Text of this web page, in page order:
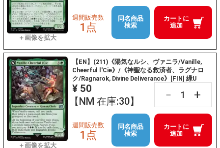
カートに
追加
週間販売数
1点
同名商品
検索
【EN】(211)《陽気なルシ、ヴァニラ/Vanille,
Cheerful l'Cie》/《神聖なる救済者、ラグナロ
ク/Ragnarok, Divine Deliverance》[FIN] 緑U
¥ 50
【NM 在庫:30】
－ +
カートに
追加
週間販売数
1点
同名商品
検索